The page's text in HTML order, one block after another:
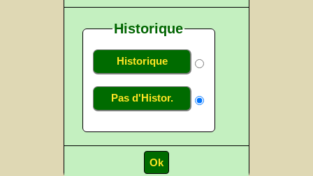
Historique
Historique
Pas d'Histor.